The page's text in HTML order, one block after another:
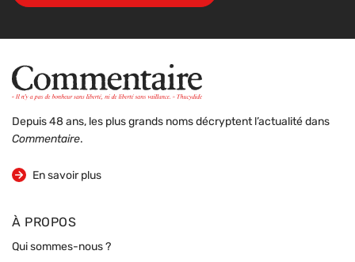
Depuis 48 ans, les plus grands noms décryptent l’actualité dans
Commentaire.
En savoir plus
sur la revue
À PROPOS
Qui sommes-nous ?